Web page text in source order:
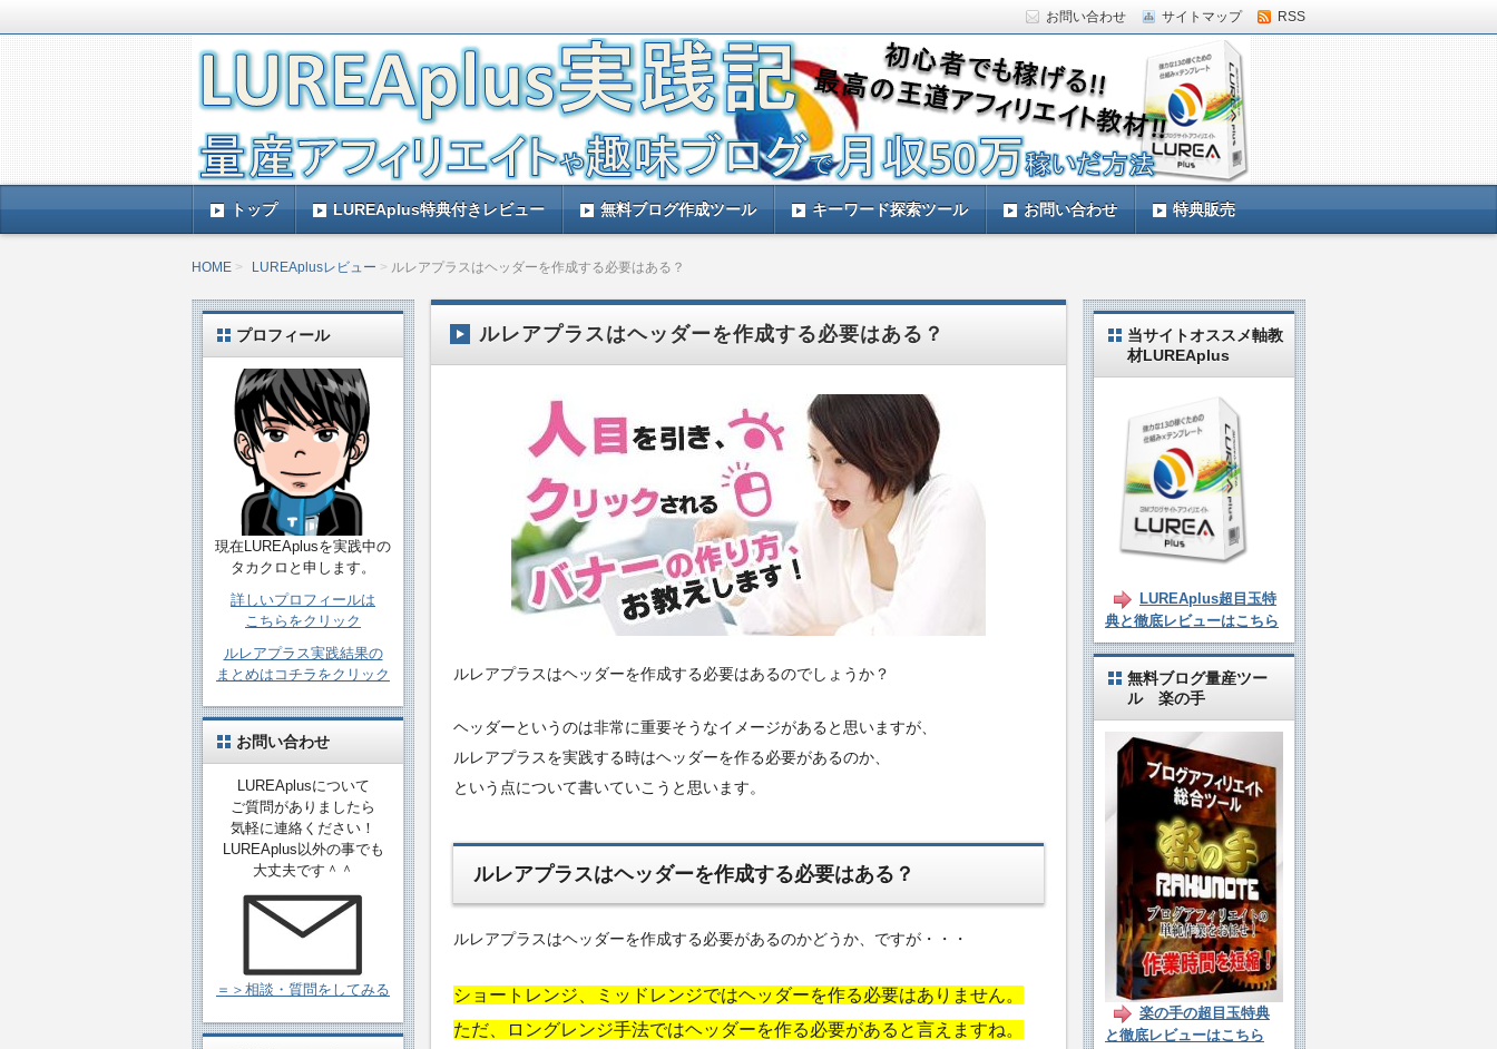
お問い合わせ サイトマップ RSS
LUREAplus実践記！ルレアプラスのレビューサイト！
LUREAplus実践記とレビューです。ルレアプラスを実践して量産アフィリエイトで稼ぐ方法などをレビューしていきます。LUREAplus実践中の私
がレビューするのできっと参考になると思います。
トップ LUREAplus特典付きレビュー 無料ブログ作成ツール キーワード探索ツール お問い合わせ 特典販売
HOME LUREAplusレビュー ルレアプラスはヘッダーを作成する必要はある？
ルレアプラスはヘッダーを作成する必要はある？
ルレアプラスはヘッダーを作成する必要はあるのでしょうか？
ヘッダーというのは非常に重要そうなイメージがあると思いますが、
ルレアプラスを実践する時はヘッダーを作る必要があるのか、
という点について書いていこうと思います。
ルレアプラスはヘッダーを作成する必要はある？
ルレアプラスはヘッダーを作成する必要があるのかどうか、ですが・・・
ショートレンジ、ミッドレンジではヘッダーを作る必要はありません。
ただ、ロングレンジ手法ではヘッダーを作る必要があると言えますね。
プロフィール
現在LUREAplusを実践中の
タカクロと申します。
詳しいプロフィールは
こちらをクリック
ルレアプラス実践結果の
まとめはコチラをクリック
お問い合わせ
LUREAplusについて
ご質問がありましたら
気軽に連絡ください！
LUREAplus以外の事でも
大丈夫です＾＾
＝＞相談・質問をしてみる
当サイトオススメ軸教
材LUREAplus
LUREAplus超目玉特
典と徹底レビューはこちら
無料ブログ量産ツー
ル 楽の手
楽の手の超目玉特典
と徹底レビューはこちら